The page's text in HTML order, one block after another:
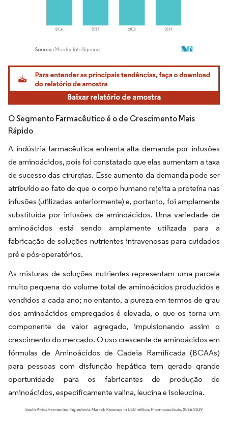
Imagem © Mordor Intelligence. O reuso requer atribuição conforme CC BY 4.0.
O Segmento Farmacêutico é o de Crescimento Mais
Rápido
A indústria farmacêutica enfrenta alta demanda por infusões
de aminoácidos, pois foi constatado que elas aumentam a taxa
de sucesso das cirurgias. Esse aumento da demanda pode ser
atribuído ao fato de que o corpo humano rejeita a proteína nas
infusões (utilizadas anteriormente) e, portanto, foi amplamente
substituída por infusões de aminoácidos. Uma variedade de
aminoácidos está sendo amplamente utilizada para a
fabricação de soluções nutrientes intravenosas para cuidados
pré e pós-operatórios.
As misturas de soluções nutrientes representam uma parcela
muito pequena do volume total de aminoácidos produzidos e
vendidos a cada ano; no entanto, a pureza em termos de grau
dos aminoácidos empregados é elevada, o que os torna um
componente de valor agregado, impulsionando assim o
crescimento do mercado. O uso crescente de aminoácidos em
fórmulas de Aminoácidos de Cadeia Ramificada (BCAAs)
para pessoas com disfunção hepática tem gerado grande
oportunidade para os fabricantes de produção de
aminoácidos, especificamente valina, leucina e isoleucina.